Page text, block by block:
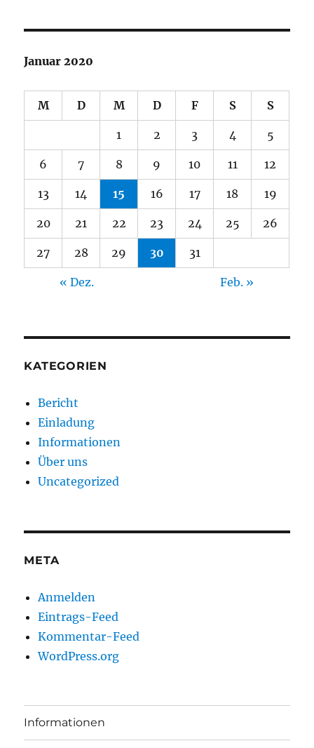
Januar 2020
M D M D F S S
1 2 3 4 5
6 7 8 9 10 11 12
13 14 15 16 17 18 19
20 21 22 23 24 25 26
27 28 29 30 31
« Dez. Feb. »
KATEGORIEN
Bericht
Einladung
Informationen
Über uns
Uncategorized
META
Anmelden
Eintrags-Feed
Kommentar-Feed
WordPress.org
Informationen